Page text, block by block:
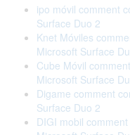
ipo móvil comment
Surface Duo 2
Knet Móviles
Microsoft Surface
Cube Móvil
Microsoft Surface
Digame comment
Surface Duo 2
DIGI mobil